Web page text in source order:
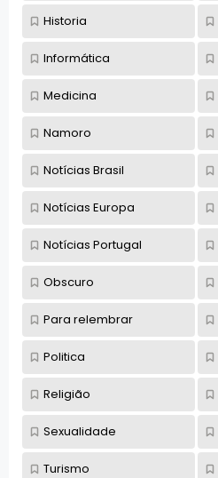
Historia
Informática
Medicina
Namoro
Notícias Brasil
Notícias Europa
Notícias Portugal
Obscuro
Para relembrar
Politica
Religião
Sexualidade
Turismo